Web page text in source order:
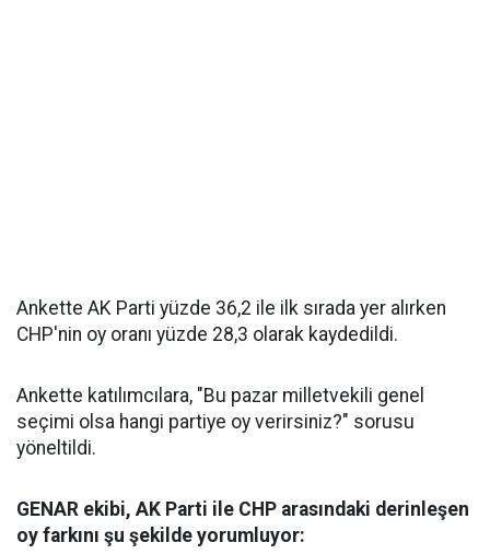
Ankette AK Parti yüzde 36,2 ile ilk sırada yer alırken
CHP'nin oy oranı yüzde 28,3 olarak kaydedildi.
Ankette katılımcılara, "Bu pazar milletvekili genel
seçimi olsa hangi partiye oy verirsiniz?" sorusu
yöneltildi.
GENAR ekibi, AK Parti ile CHP arasındaki derinleşen
oy farkını şu şekilde yorumluyor: